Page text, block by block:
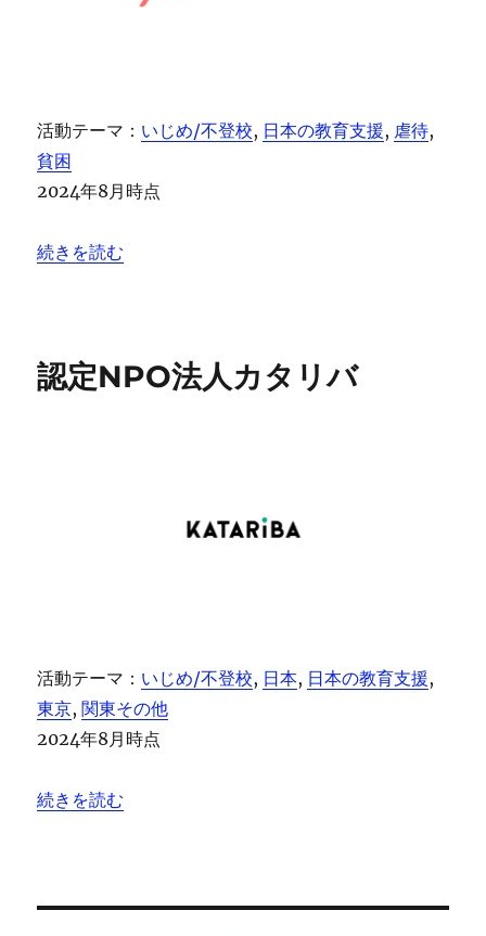
活動テーマ： いじめ/不登校, 日本の教育支援, 虐待
貧困
2024年8月時点
“認定NPO法人D×P（ディーピー）” の
続きを読む
認定NPO法人カタリバ
活動テーマ： いじめ/不登校, 日本, 日本の教育支援
東京, 関東その他
2024年8月時点
“認定NPO法人カタリバ ” の
続きを読む